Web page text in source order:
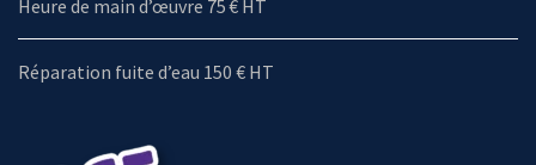
Heure de main d’œuvre 75 € HT
Réparation fuite d’eau 150 € HT